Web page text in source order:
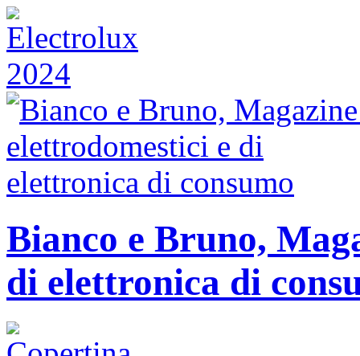
Bianco e Bruno,
di elettronica di